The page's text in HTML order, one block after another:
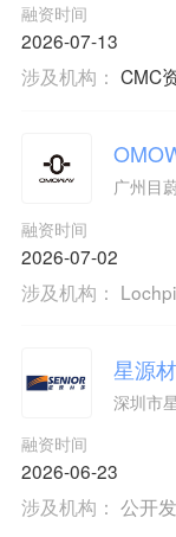
融资时间
2026-07-13
涉及机构： CMC
广州目
融资时间
2026-07-02
涉及机构：
星源
深圳市
融资时间
2026-06-23
涉及机构： 公开